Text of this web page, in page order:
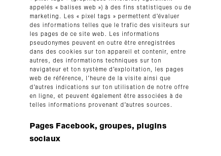
appelés « balises web ») à des fins statistiques ou de
marketing. Les « pixel tags » permettent d’évaluer
des informations telles que le trafic des visiteurs sur
les pages de ce site web. Les informations
pseudonymes peuvent en outre être enregistrées
dans des cookies sur ton appareil et contenir, entre
autres, des informations techniques sur ton
navigateur et ton système d’exploitation, les pages
web de référence, l’heure de la visite ainsi que
d’autres indications sur ton utilisation de notre offre
en ligne, et peuvent également être associées à de
telles informations provenant d’autres sources.
Pages Facebook, groupes, plugins
sociaux